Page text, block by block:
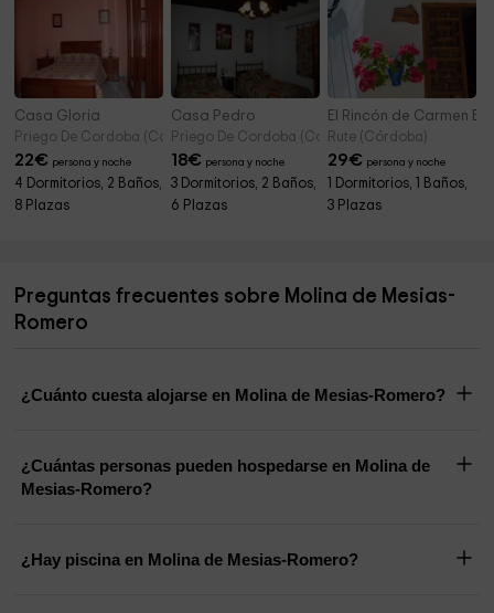
Casa Gloria
Priego De Cordoba (Córdoba)
22€ persona y noche
4 Dormitorios, 2 Baños,
8 Plazas
Casa Pedro
Priego De Cordoba (Córdoba)
18€ persona y noche
3 Dormitorios, 2 Baños,
6 Plazas
El Rincón de Carmen El
Rute (Córdoba)
29€ persona y noche
1 Dormitorios, 1 Baños,
3 Plazas
Preguntas frecuentes sobre Molina de Mesias-
Romero
¿Cuánto cuesta alojarse en Molina de Mesias-Romero?
¿Cuántas personas pueden hospedarse en Molina de
Mesias-Romero?
¿Hay piscina en Molina de Mesias-Romero?